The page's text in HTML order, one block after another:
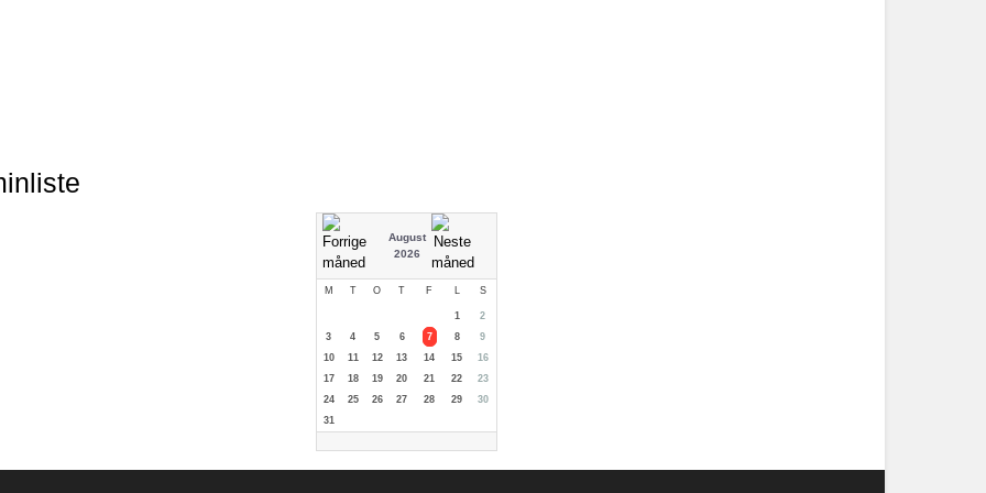
August
2026
M T O T F L S
1
2
3
4 5 6 7 8
9
10
11 12 13 14 15
16
17
18 19 20 21 22
23
24
25 26 27 28 29
30
31